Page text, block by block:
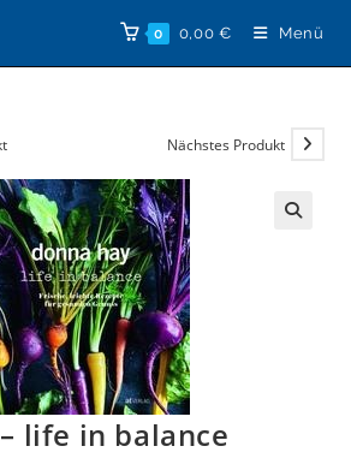
0 0,00 € Menü
Nächstes Produkt
life in balance